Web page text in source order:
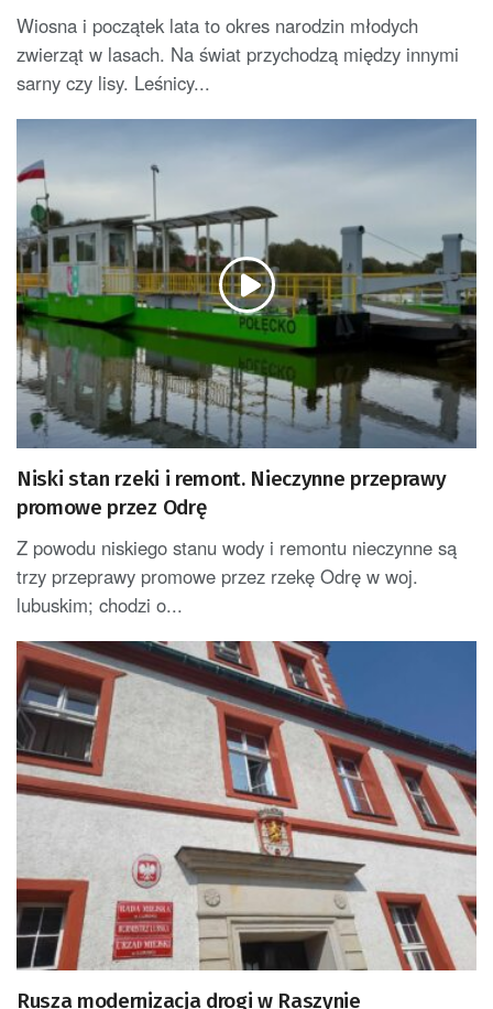
Wiosna i początek lata to okres narodzin młodych
zwierząt w lasach. Na świat przychodzą między innymi
sarny czy lisy. Leśnicy...
Niski stan rzeki i remont. Nieczynne przeprawy
promowe przez Odrę
Z powodu niskiego stanu wody i remontu nieczynne są
trzy przeprawy promowe przez rzekę Odrę w woj.
lubuskim; chodzi o...
Rusza modernizacja drogi w Raszynie